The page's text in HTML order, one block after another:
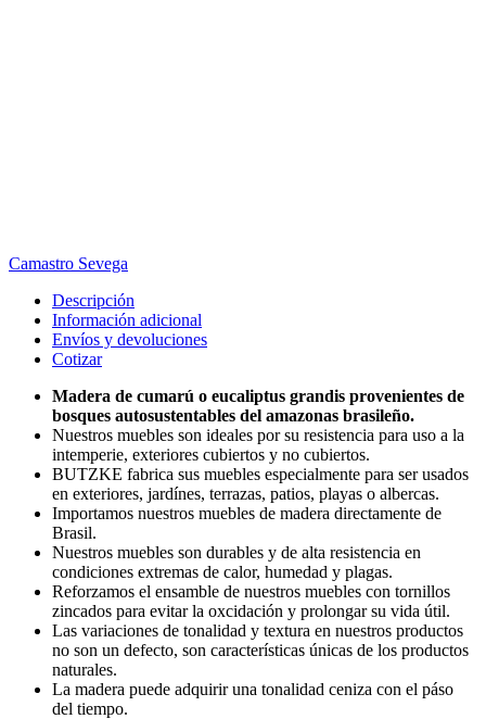
Camastro Sevega
Descripción
Información adicional
Envíos y devoluciones
Cotizar
Madera de cumarú o eucaliptus grandis provenientes de
bosques autosustentables del amazonas brasileño.
Nuestros muebles son ideales por su resistencia para uso a la
intemperie, exteriores cubiertos y no cubiertos.
BUTZKE fabrica sus muebles especialmente para ser usados
en exteriores, jardínes, terrazas, patios, playas o albercas.
Importamos nuestros muebles de madera directamente de
Brasil.
Nuestros muebles son durables y de alta resistencia en
condiciones extremas de calor, humedad y plagas.
Reforzamos el ensamble de nuestros muebles con tornillos
zincados para evitar la oxcidación y prolongar su vida útil.
Las variaciones de tonalidad y textura en nuestros productos
no son un defecto, son características únicas de los productos
naturales.
La madera puede adquirir una tonalidad ceniza con el páso
del tiempo.